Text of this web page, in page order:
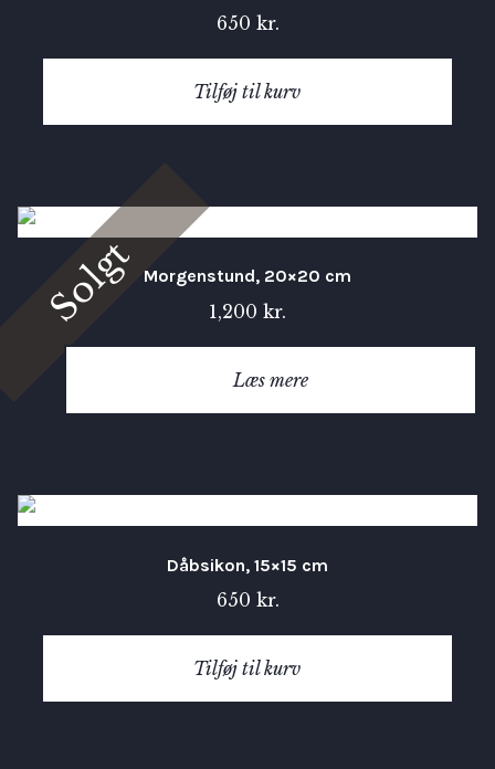
650 kr.
Tilføj til kurv
Solgt Morgenstund, 20×20 cm
1,200 kr.
Læs mere
Dåbsikon, 15×15 cm
650 kr.
Tilføj til kurv